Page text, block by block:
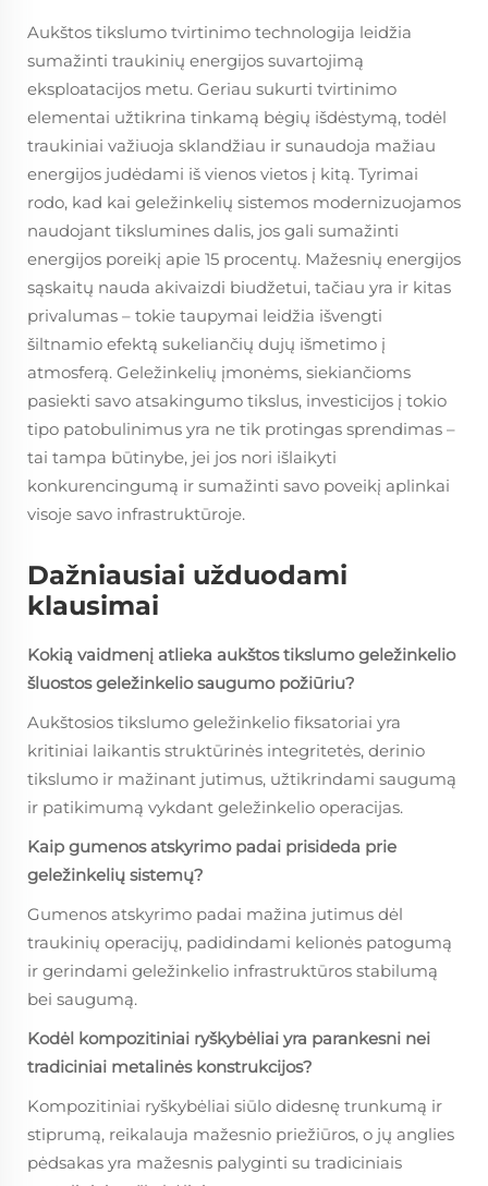
Aukštos tikslumo tvirtinimo technologija leidžia
sumažinti traukinių energijos suvartojimą
eksploatacijos metu. Geriau sukurti tvirtinimo
elementai užtikrina tinkamą bėgių išdėstymą, todėl
traukiniai važiuoja sklandžiau ir sunaudoja mažiau
energijos judėdami iš vienos vietos į kitą. Tyrimai
rodo, kad kai geležinkelių sistemos modernizuojamos
naudojant tikslumines dalis, jos gali sumažinti
energijos poreikį apie 15 procentų. Mažesnių energijos
sąskaitų nauda akivaizdi biudžetui, tačiau yra ir kitas
privalumas – tokie taupymai leidžia išvengti
šiltnamio efektą sukeliančių dujų išmetimo į
atmosferą. Geležinkelių įmonėms, siekiančioms
pasiekti savo atsakingumo tikslus, investicijos į tokio
tipo patobulinimus yra ne tik protingas sprendimas –
tai tampa būtinybe, jei jos nori išlaikyti
konkurencingumą ir sumažinti savo poveikį aplinkai
visoje savo infrastruktūroje.
Dažniausiai užduodami
klausimai
Kokią vaidmenį atlieka aukštos tikslumo geležinkelio
šluostos geležinkelio saugumo požiūriu?
Aukštosios tikslumo geležinkelio fiksatoriai yra
kritiniai laikantis struktūrinės integritetės, derinio
tikslumo ir mažinant jutimus, užtikrindami saugumą
ir patikimumą vykdant geležinkelio operacijas.
Kaip gumenos atskyrimo padai prisideda prie
geležinkelių sistemų?
Gumenos atskyrimo padai mažina jutimus dėl
traukinių operacijų, padidindami kelionės patogumą
ir gerindami geležinkelio infrastruktūros stabilumą
bei saugumą.
Kodėl kompozitiniai ryškybėliai yra parankesni nei
tradiciniai metalinės konstrukcijos?
Kompozitiniai ryškybėliai siūlo didesnę trunkumą ir
stiprumą, reikalauja mažesnio priežiūros, o jų anglies
pėdsakas yra mažesnis palyginti su tradiciniais